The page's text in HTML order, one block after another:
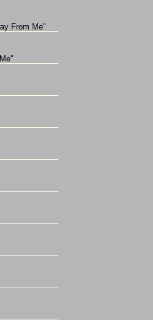
From Me"